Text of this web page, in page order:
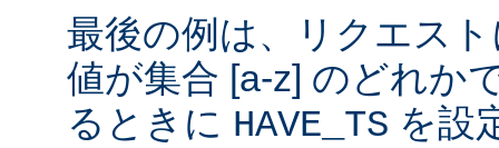
最後の例は、リクエス
値が集合 [a-z] のどれか
るときに HAVE_TS を設